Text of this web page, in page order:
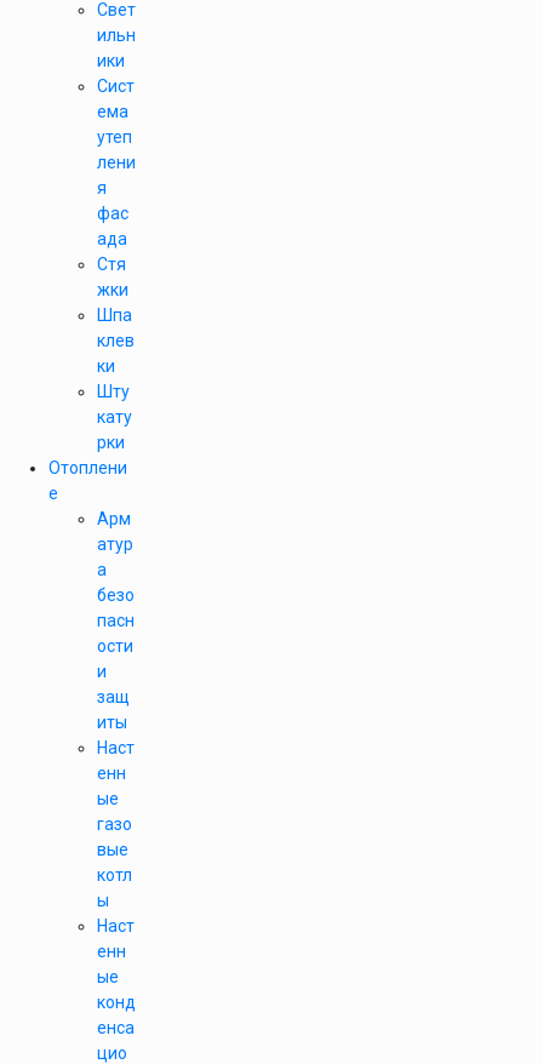
Свет
ильн
ики
Сист
ема
утеп
лени
я
фас
ада
Стя
жки
Шпа
клев
ки
Шту
кату
рки
Отоплени
е
Арм
атур
а
безо
пасн
ости
и
защ
иты
Наст
енн
ые
газо
вые
котл
ы
Наст
енн
ые
конд
енса
цио